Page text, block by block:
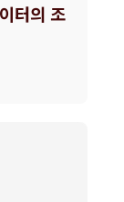
터의 조